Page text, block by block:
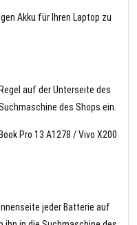
Akku für Ihren Laptop zu
auf der Unterseite des
des Shops ein.
Pro 13 A1278 / Vivo X200
jeder Batterie auf